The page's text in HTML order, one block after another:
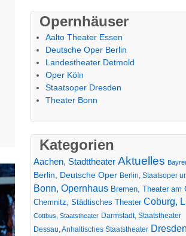
Opernhäuser
Aalto Theater Essen
Deutsche Oper Berlin
Landestheater Detmold
Oper Köln
Staatsoper Dresden
Theater Bonn
Kategorien
Aachen, Stadttheater Aktuelles
Berlin, Deutsche Oper Berlin, Staatsoper
Bonn, Opernhaus Bremen, Theater am
Chemnitz, Städtisches Theater Coburg,
Cottbus, Staatstheater Darmstadt, Staatstheater
Dessau, Anhaltisches Staatstheater